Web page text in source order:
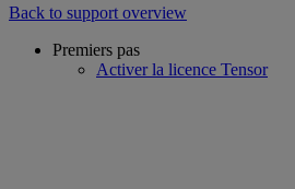
Back to support overview
Premiers pas
Activer la licence Tensor